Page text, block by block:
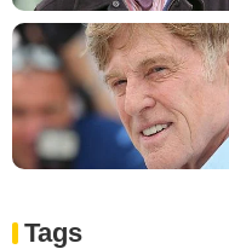
Tags